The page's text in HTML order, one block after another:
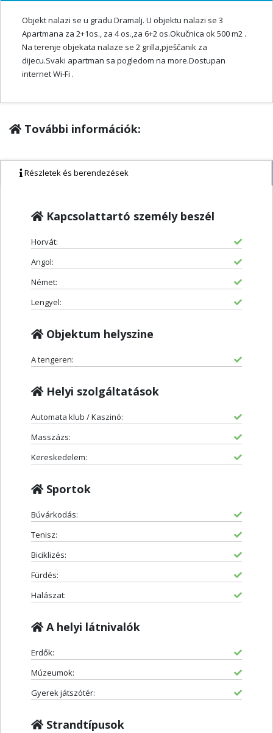
Objekt nalazi se u gradu Dramalj. U objektu nalazi se 3
Apartmana za 2+1os., za 4 os.,za 6+2 os.Okučnica ok 500 m2 .
Na terenje objekata nalaze se 2 grilla,pješčanik za
dijecu.Svaki apartman sa pogledom na more.Dostupan
internet Wi-Fi .
További információk:
Részletek és berendezések
Kapcsolattartó személy beszél
Horvát:
Angol:
Német:
Lengyel:
Objektum helyszine
A tengeren:
Helyi szolgáltatások
Automata klub / Kaszinó:
Masszázs:
Kereskedelem:
Sportok
Búvárkodás:
Tenisz:
Biciklizés:
Fürdés:
Halászat:
A helyi látnivalók
Erdők:
Múzeumok:
Gyerek játszótér:
Strandtípusok